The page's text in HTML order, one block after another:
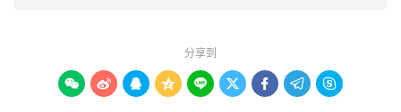
分享到
        